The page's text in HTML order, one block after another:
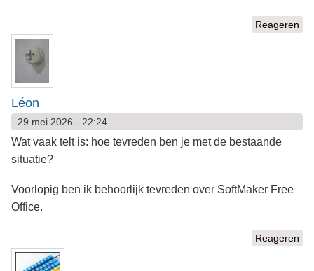
Reageren
Léon
29 mei 2026 - 22:24
Wat vaak telt is: hoe tevreden ben je met de bestaande
situatie?
Voorlopig ben ik behoorlijk tevreden over SoftMaker Free
Office.
Reageren